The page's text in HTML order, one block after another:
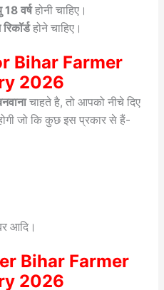
वर्षहोनी चाहिए।
होने चाहिए।
Bihar Farmer
2026
चाहते है, तो आपको नीचे दिए
जो कि कुछ इस प्रकार से हैं-
आदि।
Bihar Farmer
2026